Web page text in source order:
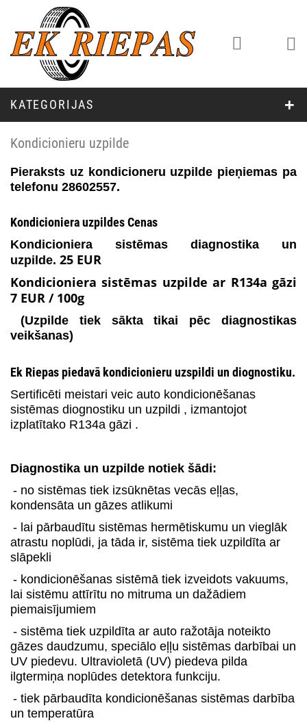
KATEGORIJAS
Kondicionieru uzpilde
Pieraksts uz kondicioneru uzpilde pieņiemas pa
telefonu 28602557.
Kondicioniera uzpildes Cenas
Kondicioniera sistēmas diagnostika un
uzpilde. 25 EUR
Kondicioniera sistēmas uzpilde ar R134a gāzi
7 EUR / 100g
(Uzpilde tiek sākta tikai pēc diagnostikas
veikšanas)
Ek Riepas piedavā kondicionieru uzspildi un diognostiku.
Sertificēti meistari veic auto kondicionēšanas
sistēmas diognostiku un uzpildi , izmantojot
izplatītako R134a gāzi .
Diagnostika un uzpilde notiek šādi:
- no sistēmas tiek izsūknētas vecās eļļas,
kondensāta un gāzes atlikumi
- lai pārbaudītu sistēmas hermētiskumu un vieglāk
atrastu noplūdi, ja tāda ir, sistēma tiek uzpildīta ar
slāpekli
- kondicionēšanas sistēmā tiek izveidots vakuums,
lai sistēmu attīrītu no mitruma un dažādiem
piemaisījumiem
- sistēma tiek uzpildīta ar auto ražotāja noteikto
gāzes daudzumu, speciālo eļļu sistēmas darbībai un
UV piedevu. Ultravioletā (UV) piedeva pilda
ilgtermiņa noplūdes detektora funkciju.
- tiek pārbaudīta kondicionēšanas sistēmas darbība
un temperatūra